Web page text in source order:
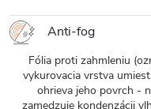
Anti-fog
Fólia proti zahmleniu
vykurovacia vrstva
ohrieva jeho povrch -
zamedzuje kondenzácii